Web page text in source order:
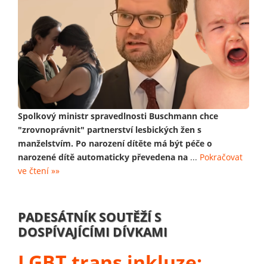
Spolkový ministr spravedlnosti Buschmann chce
"zrovnoprávnit" partnerství lesbických žen s
manželstvím. Po narození dítěte má být péče o
narozené dítě automaticky převedena na ... Pokračovat
ve čtení »»
PADESÁTNÍK SOUTĚŽÍ S
DOSPÍVAJÍCÍMI DÍVKAMI